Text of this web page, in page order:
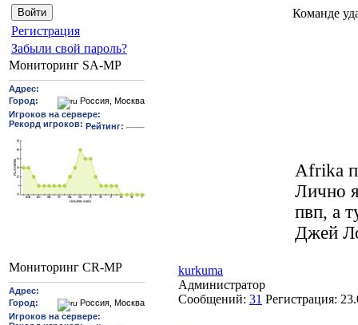
Pегиcтрaция
Забыли свой пароль?
Мониторинг SA-MP
Мониторинг CR-MP
Команде
Afrika
Лично
пвп, а
Джей
kurkuma
Администратор
Сообщений: 31 Регистрация: